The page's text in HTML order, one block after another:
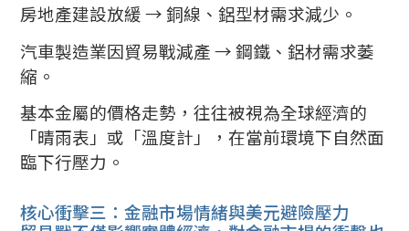
房地產建設放緩 → 銅線、鋁型材需求減少。
汽車製造業因貿易戰減產 → 鋼鐵、鋁材需求萎
縮。
基本金屬的價格走勢，往往被視為全球經濟的
「晴雨表」或「溫度計」，在當前環境下自然面
臨下行壓力。
核心衝擊三：金融市場情緒與美元避險壓力